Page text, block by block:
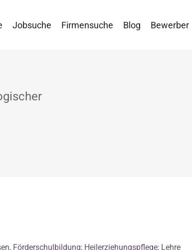
Jobsuche Firmensuche Blog Bewerber
Förderschulbildung; Heilerziehungspflege; Lehre